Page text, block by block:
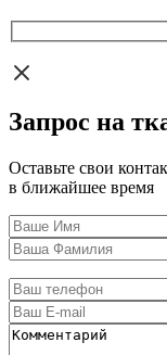
Запрос на
Оставьте свои
в ближайшее время